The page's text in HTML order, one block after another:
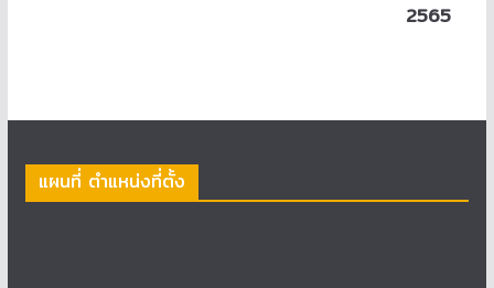
2565
แผนที่ ตำแหน่งที่ตั้ง